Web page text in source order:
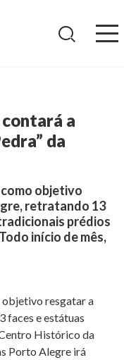
a
da
como objetivo
retratando 13
prédios
início de mês,
objetivo resgatar a
faces e estátuas
Histórico da
Porto Alegre irá